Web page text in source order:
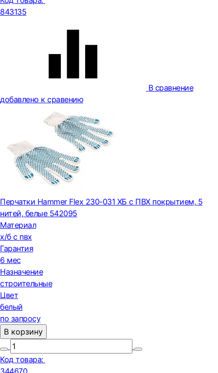
843135
В сравнение
добавлено к сравению
Перчатки Hammer Flex 230-031 ХБ с ПВХ покрытием, 5
нитей, белые 542095
Материал
х/б с пвх
Гарантия
6 мес
Назначение
строительные
Цвет
белый
по запросу
В корзину
Код товара: